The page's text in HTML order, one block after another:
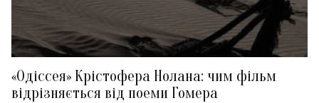
«Одіссея» Крістофера Нолана: чим фільм
відрізняється від поеми Гомера